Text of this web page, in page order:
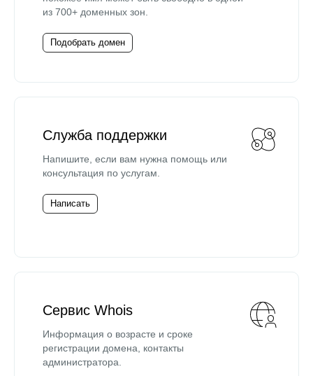
из 700+ доменных зон.
Подобрать домен
Служба поддержки
Напишите, если вам нужна помощь или
консультация по услугам.
Написать
Сервис Whois
Информация о возрасте и сроке
регистрации домена, контакты
администратора.